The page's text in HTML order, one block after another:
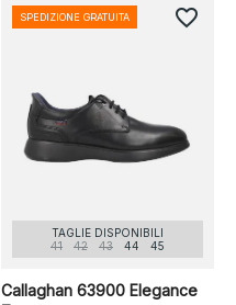
TAGLIE DISPONIBILI
41
42 43 44 45
Callaghan 63900 Elegance
SPEDIZIONE GRATUITA favorite_border